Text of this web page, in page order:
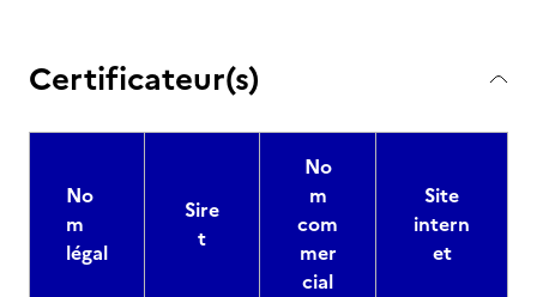
Certificateur(s)
No
m
légal
Sire
t
No
m
com
mer
cial
Site
intern
et